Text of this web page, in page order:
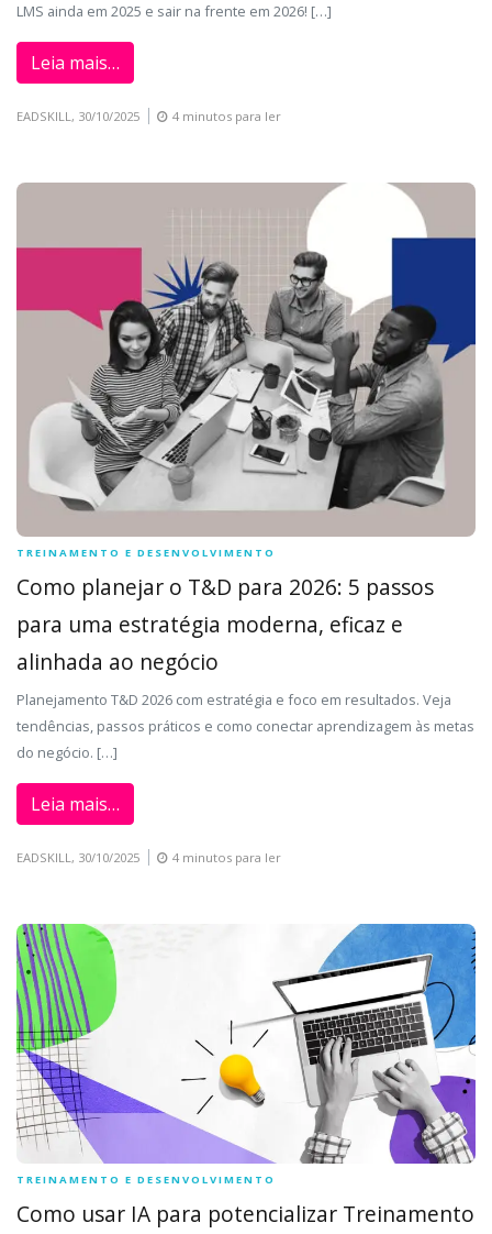
LMS ainda em 2025 e sair na frente em 2026! […]
Leia mais…
EADSKILL, 30/10/2025 4 minutos para ler
TREINAMENTO E DESENVOLVIMENTO
Como planejar o T&D para 2026: 5 passos
para uma estratégia moderna, eficaz e
alinhada ao negócio
Planejamento T&D 2026 com estratégia e foco em resultados. Veja
tendências, passos práticos e como conectar aprendizagem às metas
do negócio. […]
Leia mais…
EADSKILL, 30/10/2025 4 minutos para ler
TREINAMENTO E DESENVOLVIMENTO
Como usar IA para potencializar Treinamento